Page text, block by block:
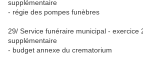
supplémentaire
- régie des pompes funèbres
29/ Service funéraire municipal - exercice
supplémentaire
- budget annexe du crematorium